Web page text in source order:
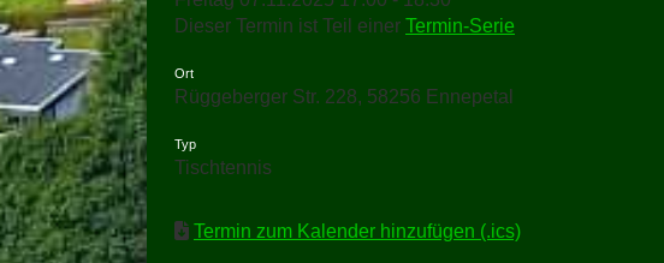
Dieser Termin ist Teil einer Termin-Serie
Ort
Rüggeberger Str. 228, 58256 Ennepetal
Typ
Tischtennis
Termin zum Kalender hinzufügen (.ics)